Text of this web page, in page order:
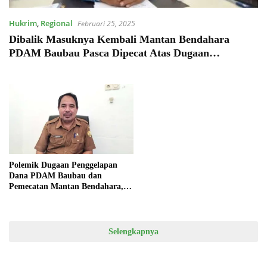
Hukrim, Regional Februari 25, 2025
Dibalik Masuknya Kembali Mantan Bendahara
PDAM Baubau Pasca Dipecat Atas Dugaan
Polemik Dugaan Penggelapan
Dana PDAM Baubau dan
Pemecatan Mantan Bendahara,
Selengkapnya